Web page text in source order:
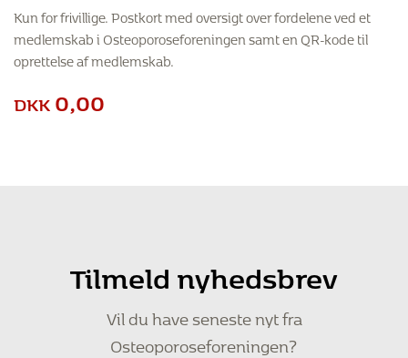
Kun for frivillige. Postkort med oversigt over fordelene ved et
medlemskab i Osteoporoseforeningen samt en QR-kode til
oprettelse af medlemskab.
DKK0,00
Tilmeld nyhedsbrev
Vil du have seneste nyt fra
Osteoporoseforeningen?